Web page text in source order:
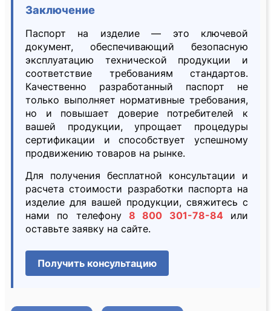
Заключение
Паспорт на изделие — это ключевой
документ, обеспечивающий безопасную
эксплуатацию технической продукции и
соответствие требованиям стандартов.
Качественно разработанный паспорт не
только выполняет нормативные требования,
но и повышает доверие потребителей к
вашей продукции, упрощает процедуры
сертификации и способствует успешному
продвижению товаров на рынке.
Для получения бесплатной консультации и
расчета стоимости разработки паспорта на
изделие для вашей продукции, свяжитесь с
нами по телефону 8 800 301-78-84или
оставьте заявку на сайте.
Получить консультацию